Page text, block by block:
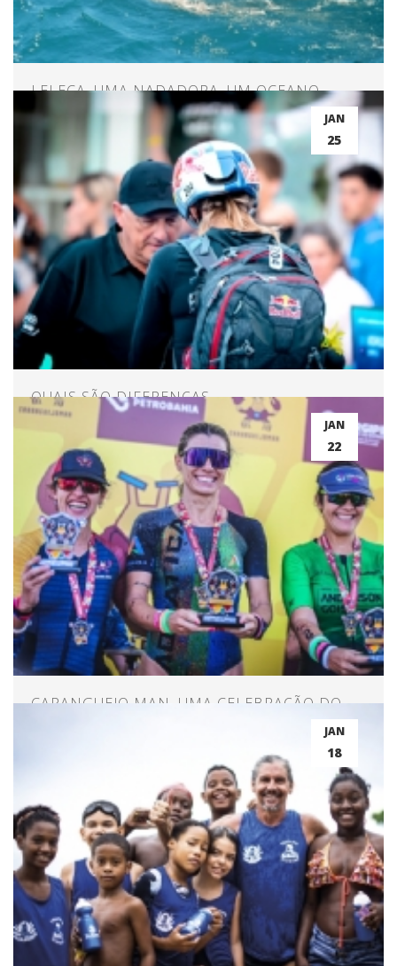
LELECA, UMA NADADORA, UM OCEANO,
CARAVELAS E 60 KM DE CORAGEM
JAN
25
QUAIS SÃO DIFERENÇAS
COMPORTAMENTAIS E CONCENTRAÇÃO
ENTRE ATLETAS DE ELITE E AMADORES?
JAN
22
CARANGUEJO MAN, UMA CELEBRAÇÃO DO
JAN
18